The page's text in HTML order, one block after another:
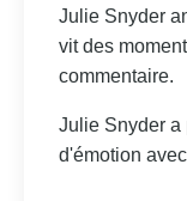
Julie Snyder
vit des
commentaire.
Julie Snyder a
d'émotion